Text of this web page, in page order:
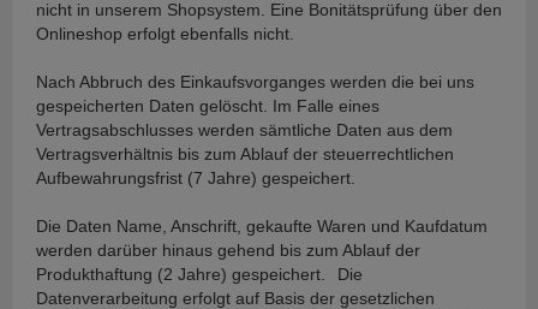
nicht in unserem Shopsystem. Eine Bonitätsprüfung über den
Onlineshop erfolgt ebenfalls nicht.
Nach Abbruch des Einkaufsvorganges werden die bei uns
gespeicherten Daten gelöscht. Im Falle eines
Vertragsabschlusses werden sämtliche Daten aus dem
Vertragsverhältnis bis zum Ablauf der steuerrechtlichen
Aufbewahrungsfrist (7 Jahre) gespeichert.
Die Daten Name, Anschrift, gekaufte Waren und Kaufdatum
werden darüber hinaus gehend bis zum Ablauf der
Produkthaftung (2 Jahre) gespeichert.
Die
Datenverarbeitung erfolgt auf Basis der gesetzlichen